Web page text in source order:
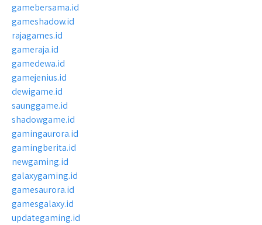
gamebersama.id
gameshadow.id
rajagames.id
gameraja.id
gamedewa.id
gamejenius.id
dewigame.id
saunggame.id
shadowgame.id
gamingaurora.id
gamingberita.id
newgaming.id
galaxygaming.id
gamesaurora.id
gamesgalaxy.id
updategaming.id